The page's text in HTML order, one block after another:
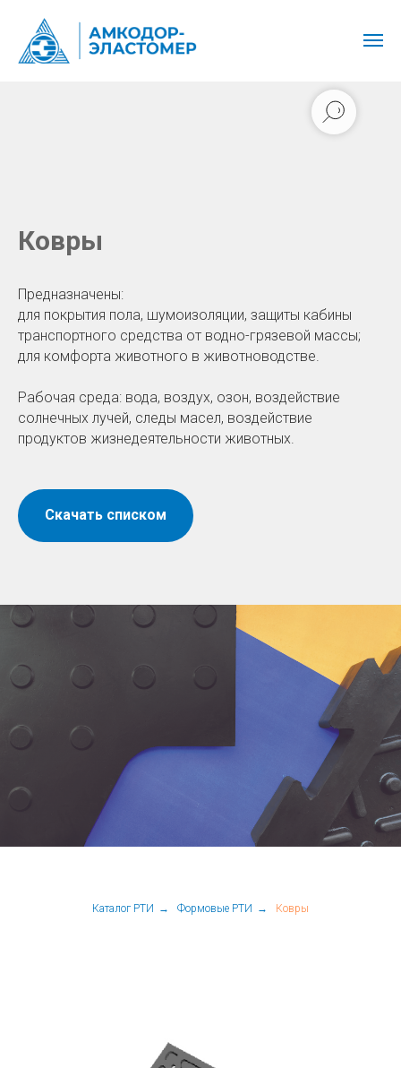
Ковры
Предназначены:
для покрытия пола, шумоизоляции, защиты кабины
транспортного средства от водно-грязевой массы;
для комфорта животного в животноводстве.
Рабочая среда: вода, воздух, озон, воздействие
солнечных лучей, следы масел, воздействие
продуктов жизнедеятельности животных.
Скачать списком
Каталог РТИ → Формовые РТИ → Ковры